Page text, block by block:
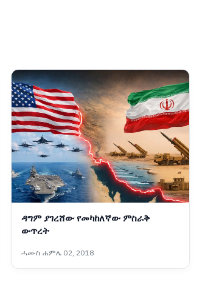
ዳግም ያገረሸው የመካከለኛው ምስራቅ
ውጥረት
ሓሙስ ሐምሌ 02, 2018